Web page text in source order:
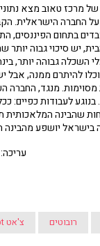
מרכז טאוב מצא
החברה הישראלית.
בתחום הפיננסים,
יש סיכוי גבוה יותר
השכלה גבוהה יותר,
להיתרם ממנה, אבל
מסוימות. מנגד, החברה
לעבודות כפיים:
שהבינה
רובוטים צ'אט gpt